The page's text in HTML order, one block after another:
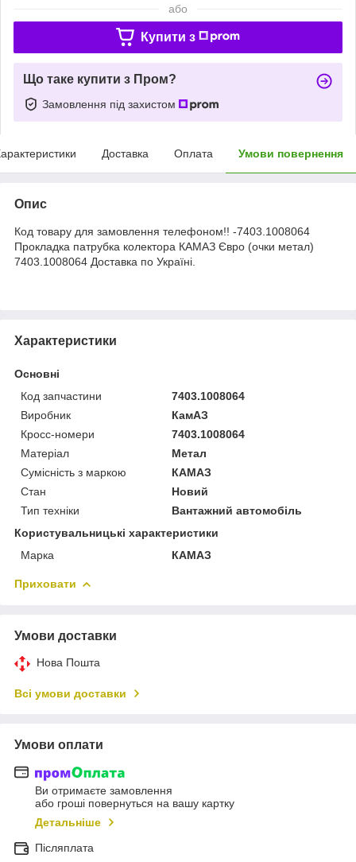
або
Купити з
Що таке купити з Пром?
Замовлення під захистом
Доставка Оплата Умови повернення
Опис
Код товару для замовлення телефоном!! -7403.1008064
Прокладка патрубка колектора КАМАЗ Євро (очки метал)
7403.1008064 Доставка по Україні.
Характеристики
Основні
Код запчастини
7403.1008064
Виробник
КамАЗ
Кросс-номери
7403.1008064
Матеріал
Метал
Сумісність з маркою
КАМАЗ
Стан
Новий
Тип техніки
Вантажний автомобіль
Користувальницькі характеристики
Марка
КАМАЗ
Приховати
Умови доставки
Нова Пошта
Всі умови доставки
Умови оплати
Ви отримаєте замовлення
або гроші повернуться на вашу картку
Детальніше
Післяплата